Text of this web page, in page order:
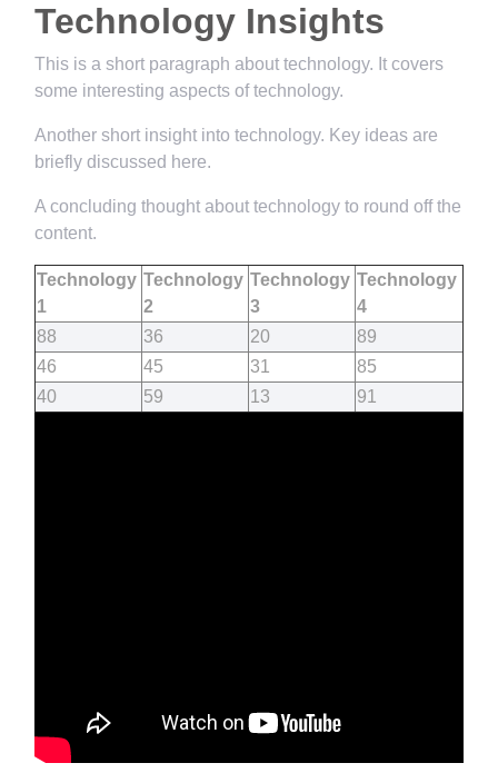
Technology Insights
This is a short paragraph about technology. It covers
some interesting aspects of technology.
Another short insight into technology. Key ideas are
briefly discussed here.
A concluding thought about technology to round off the
content.
Technology
1
Technology
2
Technology
3
Technology
4
88
36 20
89
46
45 31
85
40
59 13 91